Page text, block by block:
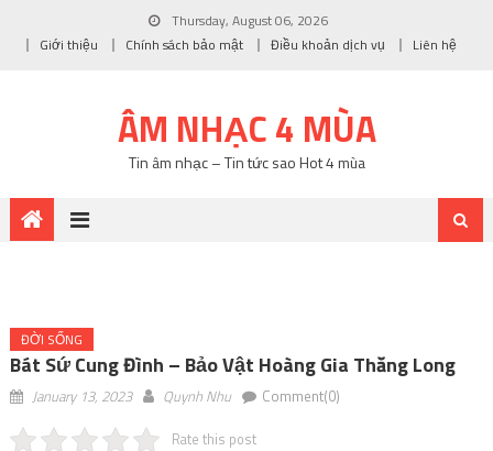
Thursday, August 06, 2026
Giới thiệu
Chính sách bảo mật Điều khoản dịch vụ Liên hệ
ÂM NHẠC 4 MÙA
Tin âm nhạc – Tin tức sao Hot 4 mùa
ĐỜI SỐNG
Bát Sứ Cung Đình – Bảo Vật Hoàng Gia Thăng Long
January 13, 2023 Quynh Nhu Comment(0)
Rate this post